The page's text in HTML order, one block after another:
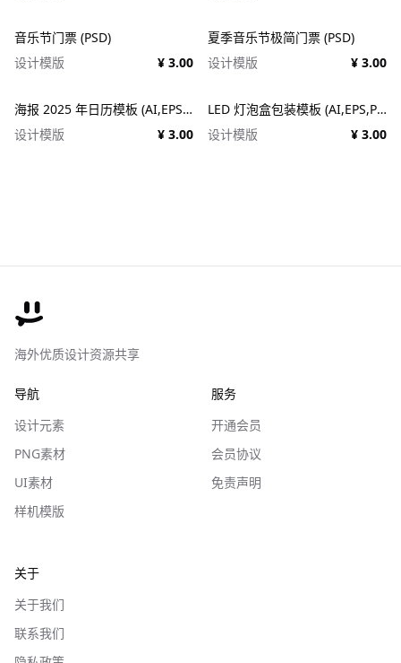
音乐节门票 (PSD)
设计模版
¥ 3.00
夏季音乐节极简门票 (PSD)
设计模版
¥ 3.00
海报 2025 年日历模板 (AI,EPS,PDF,PSD)
设计模版
¥ 3.00
LED 灯泡盒包装模板 (AI,EPS,PDF)
设计模版
¥ 3.00
海外优质设计资源共享
导航
设计元素
PNG素材
UI素材
样机模版
服务
开通会员
会员协议
免责声明
关于
关于我们
联系我们